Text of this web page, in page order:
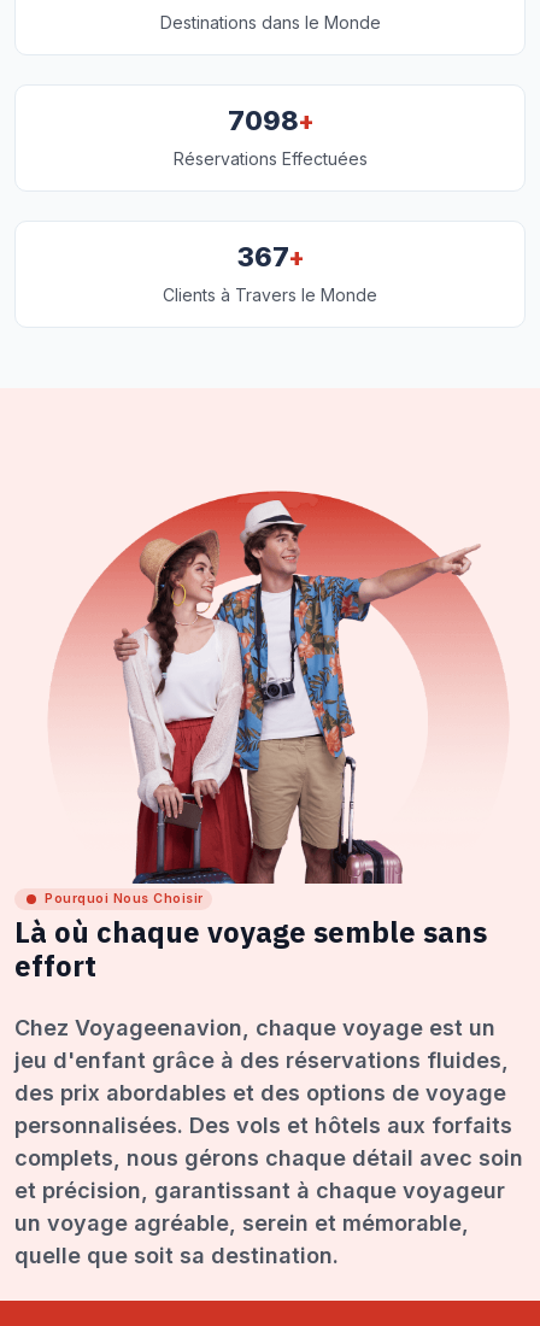
Destinations dans le Monde
7098+
Réservations Effectuées
367+
Clients à Travers le Monde
Pourquoi Nous Choisir
Là où chaque voyage semble sans
effort
Chez Voyageenavion, chaque voyage est un
jeu d'enfant grâce à des réservations fluides,
des prix abordables et des options de voyage
personnalisées. Des vols et hôtels aux forfaits
complets, nous gérons chaque détail avec soin
et précision, garantissant à chaque voyageur
un voyage agréable, serein et mémorable,
quelle que soit sa destination.